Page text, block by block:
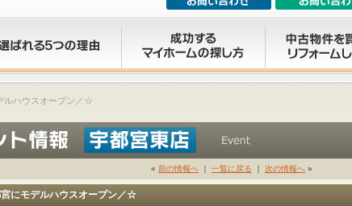
ルハウスオープン／☆
« 前の情報へ ｜ 一覧に戻る ｜ 次の情報へ »
にモデルハウスオープン／☆